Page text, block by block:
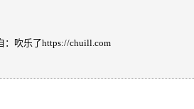
：吹乐了https://chuill.com